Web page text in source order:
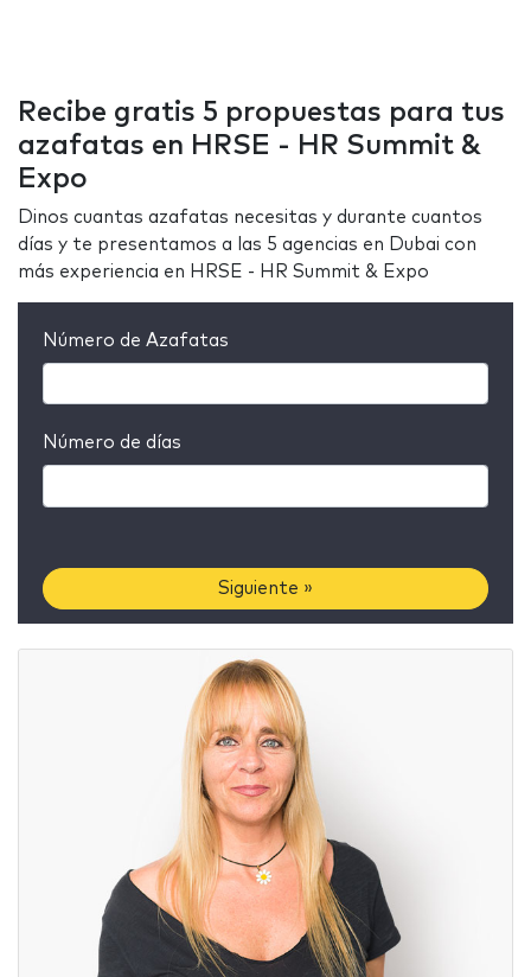
Recibe gratis 5 propuestas para tus
azafatas en HRSE - HR Summit &
Expo
Dinos cuantas azafatas necesitas y durante cuantos
días y te presentamos a las 5 agencias en Dubai con
más experiencia en HRSE - HR Summit & Expo
Número de Azafatas
Número de días
Siguiente »